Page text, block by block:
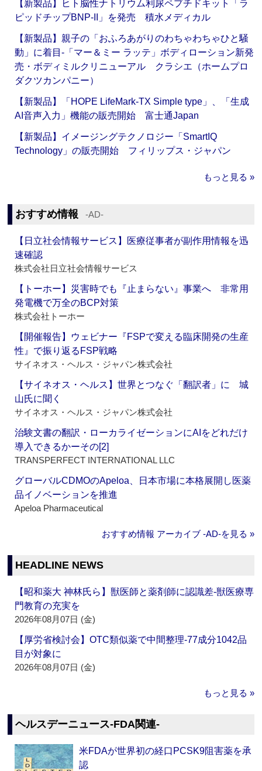
【新製品】ヒト脳性ナトリウム利尿ペプチドキット「ラ
ピッドチップBNP-II」を発売 積水メディカル
【新製品】親子の「おふろあがりのわちゃわちゃひと騒
動」に着目‐「マー＆ミー ラッテ」ボディローション新発
売・ボディミルクリニューアル クラシエ（ホームプロ
ダクツカンパニー）
【新製品】「HOPE LifeMark-TX Simple type」、「生成
AI音声入力」機能の販売開始 富士通Japan
【新製品】イメージングテクノロジー「SmartIQ
Technology」の販売開始 フィリップス・ジャパン
もっと見る »
おすすめ情報 ‐AD‐
【日立社会情報サービス】医療従事者が副作用情報を迅
速確認
株式会社日立社会情報サービス
【トーホー】災害時でも『止まらない』事業へ 非常用
発電機で万全のBCP対策
株式会社トーホー
【開催報告】ウェビナー『FSPで変える臨床開発の生産
性』で振り返るFSP戦略
サイネオス・ヘルス・ジャパン株式会社
【サイネオス・ヘルス】世界とつなぐ「翻訳者」に 城
山氏に聞く
サイネオス・ヘルス・ジャパン株式会社
治験文書の翻訳・ローカライゼーションにAIをどれだけ
導入できるかーその[2]
TRANSPERFECT INTERNATIONAL LLC
グローバルCDMOのApeloa、日本市場に本格展開し医薬
品イノベーションを推進
Apeloa Pharmaceutical
おすすめ情報 アーカイブ ‐AD‐を見る »
HEADLINE NEWS
【昭和薬大 神林氏ら】獣医師と薬剤師に認識差‐獣医療専
門教育の充実を
2026年08月07日 (金)
【厚労省検討会】OTC類似薬で中間整理‐77成分1042品
目が対象に
2026年08月07日 (金)
もっと見る »
ヘルスデーニュース‐FDA関連‐
米FDAが世界初の経口PCSK9阻害薬を承
認